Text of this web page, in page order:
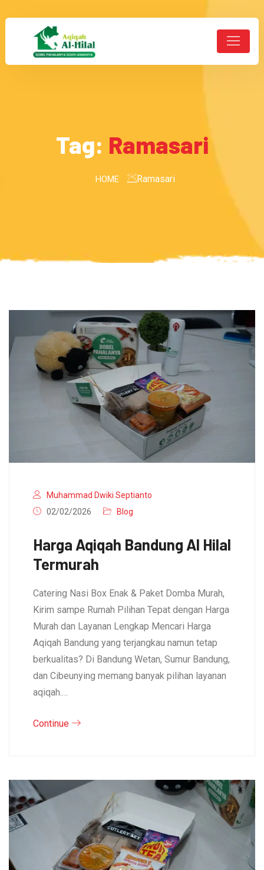
Tag: Ramasari
HOME Ramasari
Muhammad Dwiki Septianto
02/02/2026
Blog
Harga Aqiqah Bandung Al Hilal
Termurah
Catering Nasi Box Enak & Paket Domba Murah,
Kirim sampe Rumah Pilihan Tepat dengan Harga
Murah dan Layanan Lengkap Mencari Harga
Aqiqah Bandung yang terjangkau namun tetap
berkualitas? Di Bandung Wetan, Sumur Bandung,
dan Cibeunying memang banyak pilihan layanan
aqiqah.…
Continue